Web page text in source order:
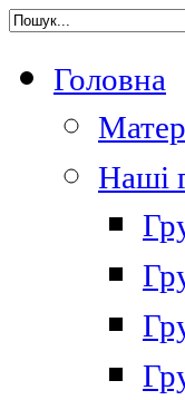
Головна
Наші